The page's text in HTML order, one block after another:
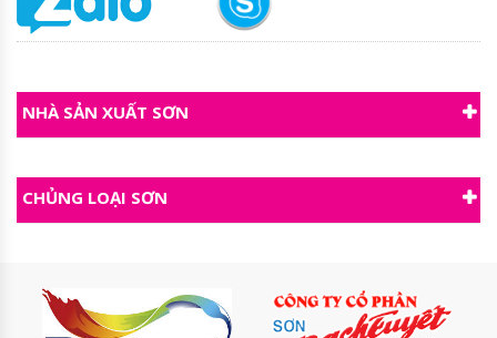
NHÀ SẢN XUẤT SƠN
CHỦNG LOẠI SƠN